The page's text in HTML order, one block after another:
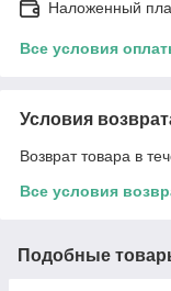
Наложенный
Все условия
Условия
Возврат товара в
Все условия
Подобные